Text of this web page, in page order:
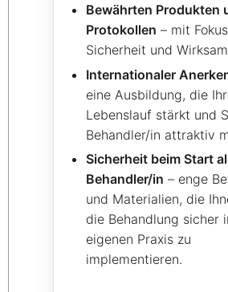
Bewährten Produkten
Protokollen – mit
Sicherheit und
Internationaler
eine Ausbildung, die
Lebenslauf stärkt und
Behandler/in attraktiv
Sicherheit beim Start
Behandler/in – enge
und Materialien, die
die Behandlung sicher
eigenen Praxis zu
implementieren.